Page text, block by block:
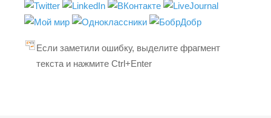
Если заметили ошибку, выделите фрагмент
текста и нажмите Ctrl+Enter